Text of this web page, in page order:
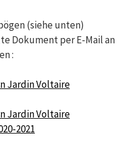
(siehe unten)
Dokument per E-Mail an
:
Jardin Voltaire
Jardin Voltaire
2021